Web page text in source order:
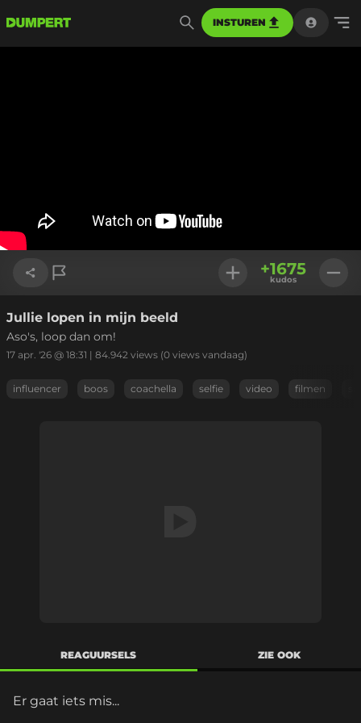
INSTUREN
Link kopiëren
+1675
kudos
Jullie lopen in mijn beeld
Aso's, loop dan om!
17 apr. '26 @ 18:31 | 84.942 views (0 views vandaag)
influencer boos coachella selfie video filmen
REAGUURSELS ZIE OOK
Er gaat iets mis...